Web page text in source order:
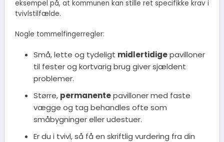
eksempel på, at kommunen kan stille ret specifikke krav i
tvivlstilfælde.
Nogle tommelfingerregler:
Små, lette og tydeligt midlertidigepavilloner
til fester og kortvarig brug giver sjældent
problemer.
Større, permanentepavilloner med faste
vægge og tag behandles ofte som
småbygninger eller udestuer.
Er du i tvivl, så få en skriftlig vurdering fra din